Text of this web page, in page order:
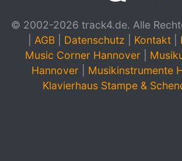
© 2002-2026 track4.de. Alle
AGB Datenschutz Kontakt
Music Corner Hannover
Hannover
Musikinstrumente
Klavierhaus Stampe &